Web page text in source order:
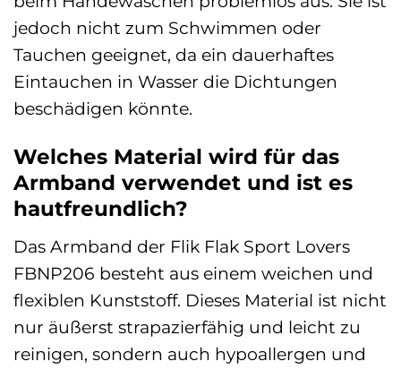
jedoch nicht zum Schwimmen oder
Tauchen geeignet, da ein dauerhaftes
Eintauchen in Wasser die Dichtungen
beschädigen könnte.
Welches Material wird für das
Armband verwendet und ist es
hautfreundlich?
Das Armband der Flik Flak Sport Lovers
FBNP206 besteht aus einem weichen und
flexiblen Kunststoff. Dieses Material ist nicht
nur äußerst strapazierfähig und leicht zu
reinigen, sondern auch hypoallergen und